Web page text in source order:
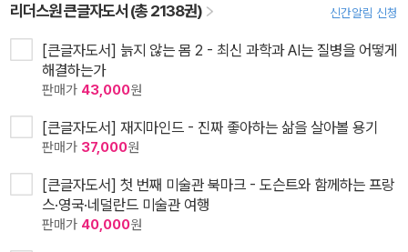
리더스원 큰글자도서 (총 2138권) 신간알림 신청
[큰글자도서] 늙지 않는 몸 2 - 최신 과학과 AI는 질병을 어떻게
해결하는가
판매가 43,000원
[큰글자도서] 재지마인드 - 진짜 좋아하는 삶을 살아볼 용기
판매가 37,000원
[큰글자도서] 첫 번째 미술관 북마크 - 도슨트와 함께하는 프랑
스·영국·네덜란드 미술관 여행
판매가 40,000원